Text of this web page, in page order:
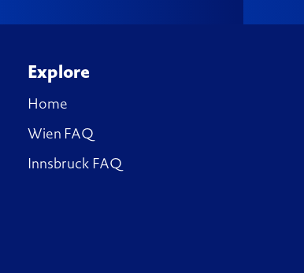
Explore
Home
Wien FAQ
Innsbruck FAQ